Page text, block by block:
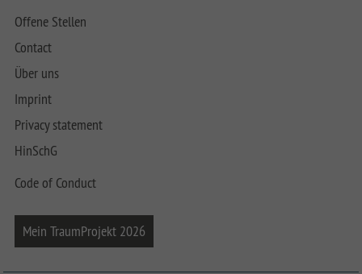
Offene Stellen
Contact
Über uns
Imprint
Privacy statement
HinSchG
Code of Conduct
Mein TraumProjekt 2026